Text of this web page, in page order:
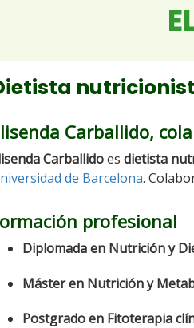
Carballido,
Carballidoes dietista
de Barcelona.
profesional
Diplomada en Nutrición y
Máster en Nutrición y
Postgrado en Fitoterapia